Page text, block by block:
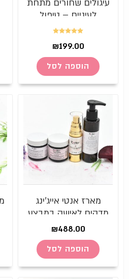
עיגולים שחורים מתחת
לעיניים – טיפול
אפקטיבי ויעיל – שמן
Eyes
מתוך 5
₪199.00
הוספה לסל
מארז אנטי אייג'ינג
מדהים לאישה במבצע
לזמן מוגבל!
₪488.00
הוספה לסל